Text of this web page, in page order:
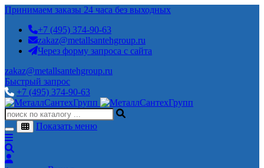
Принимаем заказы 24 часа без выходных
+7 (495) 374-90-63
zakaz@metallsantehgroup.ru
Через форму запроса с сайта
zakaz@metallsantehgroup.ru
Быстрый запрос
+7 (495) 374-90-63
Показать меню